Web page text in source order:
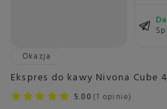
Okazja
Ekspres do kawy Nivona Cube
5.00 1 opinie